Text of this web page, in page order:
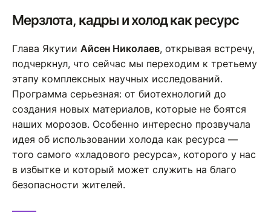
Мерзлота, кадры и холод как ресурс
Глава Якутии Айсен Николаев, открывая встречу,
подчеркнул, что сейчас мы переходим к третьему
этапу комплексных научных исследований.
Программа серьезная: от биотехнологий до
создания новых материалов, которые не боятся
наших морозов. Особенно интересно прозвучала
идея об использовании холода как ресурса —
того самого «хладового ресурса», которого у нас
в избытке и который может служить на благо
безопасности жителей.